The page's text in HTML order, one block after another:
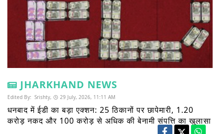
JHARKHAND NEWS
Edited By: Srishty, 29 July, 2026, 11:11 AM
धनबाद में ईडी का बड़ा एक्शन: 25 ठिकानों पर छापेमारी, 1.20
करोड़ नकद और 100 करोड़ से अधिक की बेनामी संपत्ति का खुलासा